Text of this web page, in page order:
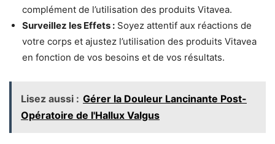
complément de l’utilisation des produits Vitavea.
Surveillez les Effets : Soyez attentif aux réactions de
votre corps et ajustez l’utilisation des produits Vitavea
en fonction de vos besoins et de vos résultats.
Lisez aussi : Gérer la Douleur Lancinante Post-
Opératoire de l'Hallux Valgus